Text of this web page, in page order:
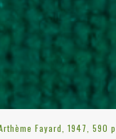
Fayard, 1947, 590 p.